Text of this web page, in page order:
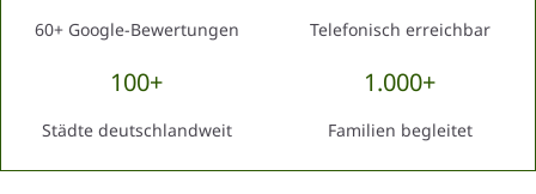
60+ Google-Bewertungen Telefonisch erreichbar
100+
Städte deutschlandweit
1.000+
Familien begleitet